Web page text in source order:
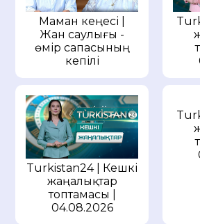
Маман кеңесі |
Жан саулығы -
өмір сапасының
кепілі
Turkistan24 | Кешкі
жаңалықтар
топтамасы |
04.08.2026